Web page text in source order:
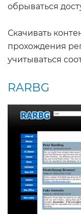
обрываться
Скачивать
прохождения
учитываться
RARBG